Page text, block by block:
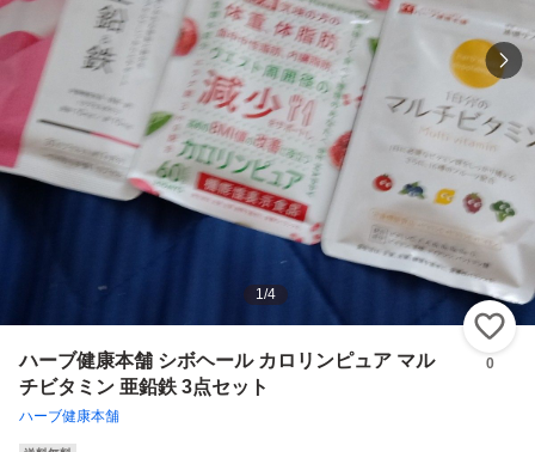
1/4
ハーブ健康本舗 シボヘール カロリンピュア マル
チビタミン 亜鉛鉄 3点セット
ハーブ健康本舗
0